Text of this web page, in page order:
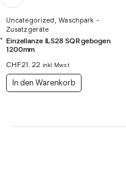
Uncategorized ,Waschpark -
Zusatzgeräte
Einzellanze ILS28 SQR gebogen
1200mm
CHF21.22 inkl Mwst
In den Warenkorb